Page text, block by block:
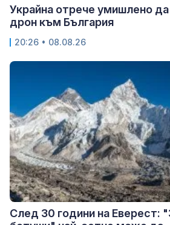
Украйна отрече умишлено да
дрон към България
20:26 • 08.08.26
След 30 години на Еверест: